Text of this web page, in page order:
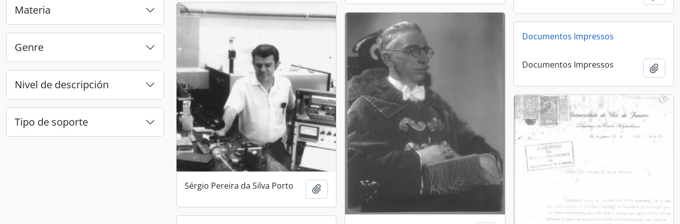
Materia
Genre
Nivel de descripción
Tipo de soporte
Sérgio Pereira da Silva Porto Añadir al portapapeles
Documentos Impressos
Documentos Impressos